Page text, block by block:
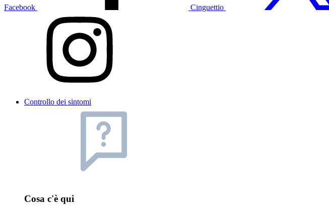
Facebook Cinguettio
Controllo dei sintomi
Cosa c'è qui